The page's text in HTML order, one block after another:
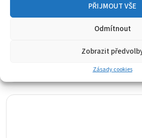
PŘIJMOUT VŠE
Odmítnout
Zobrazit
Zásady cookies
Apple iPhone 7 sluchátko/horní